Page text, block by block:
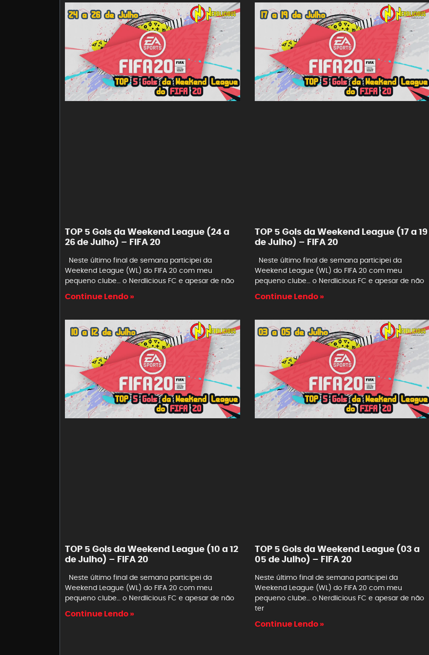
TOP 5 Gols da Weekend League (24 a
26 de Julho) – FIFA 20
Neste último final de semana participei da
Weekend League (WL) do FIFA 20 com meu
pequeno clube… o Nerdlicious FC e apesar de não
Continue Lendo »
TOP 5 Gols da Weekend League (17 a 19
de Julho) – FIFA 20
Neste último final de semana participei da
Weekend League (WL) do FIFA 20 com meu
pequeno clube… o Nerdlicious FC e apesar de não
Continue Lendo »
TOP 5 Gols da Weekend League (10 a 12
de Julho) – FIFA 20
Neste último final de semana participei da
Weekend League (WL) do FIFA 20 com meu
pequeno clube… o Nerdlicious FC e apesar de não
Continue Lendo »
TOP 5 Gols da Weekend League (03 a
05 de Julho) – FIFA 20
Neste último final de semana participei da
Weekend League (WL) do FIFA 20 com meu
pequeno clube… o Nerdlicious FC e apesar de não
ter
Continue Lendo »